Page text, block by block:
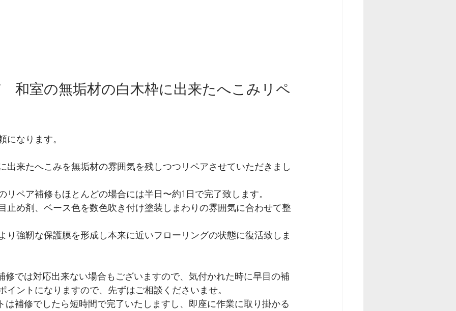
和室の無垢材の白木枠に出来たへこみリペ
になります。
出来たへこみを無垢材の雰囲気を残しつつリペアさせていただきまし
リペア補修もほとんどの場合には半日〜約1日で完了致します。
止め剤、ベース色を数色吹き付け塗装しまわりの雰囲気に合わせて整
り強靭な保護膜を形成し本来に近いフローリングの状態に復活致しま
では対応出来ない場合もございますので、気付かれた時に早目の補
イントになりますので、先ずはご相談くださいませ。
補修でしたら短時間で完了いたしますし、即座に作業に取り掛かる